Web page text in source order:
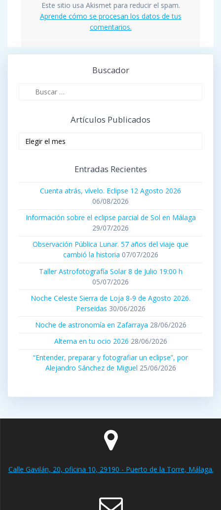
Este sitio usa Akismet para reducir el spam.
Aprende cómo se procesan los datos de tus
comentarios.
Buscador
Artículos Publicados
Entradas Recientes
Cuenta atrás, vívelo. Eclipse 12 Agosto 2026
06/08/2026
Información sobre el eclipse parcial de Sol en Málaga
29/07/2026
Observación Pública Lunar. 57 años del viaje que
cambió la historia 07/07/2026
Taller Astrofotografía Solar 8 de Julio 19:00 h
05/07/2026
Noche Celeste Sierra de Loja 8-9 de Agosto 2026.
Perseidas 30/06/2026
Noche de astronomía en Zafarraya 28/06/2026
Alterna en tu ocio 2026 28/06/2026
“Entender, preparar y fotografiar un eclipse”, por
Alejandro Sánchez de Miguel 25/06/2026
Calle Gavilán, 20, oficina 10, 29190 - Puerto de la Torre, Málaga.